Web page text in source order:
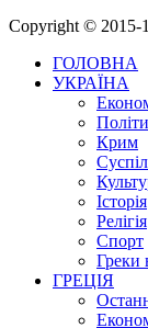
Copyright © 2015-
ГОЛОВНА
УКРАЇНА
Крим
Історія
Релігія
Спорт
Греки
ГРЕЦІЯ